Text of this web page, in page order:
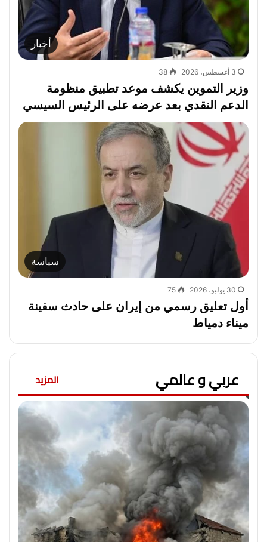
أخبار
3 أغسطس، 2026 38
وزير التموين يكشف موعد تطبيق منظومة
الدعم النقدي بعد عرضه على الرئيس السيسي
سياسة
30 يوليو، 2026 75
أول تعليق رسمي من إيران على حادث سفينة
ميناء دمياط
عربي و عالمي المزيد